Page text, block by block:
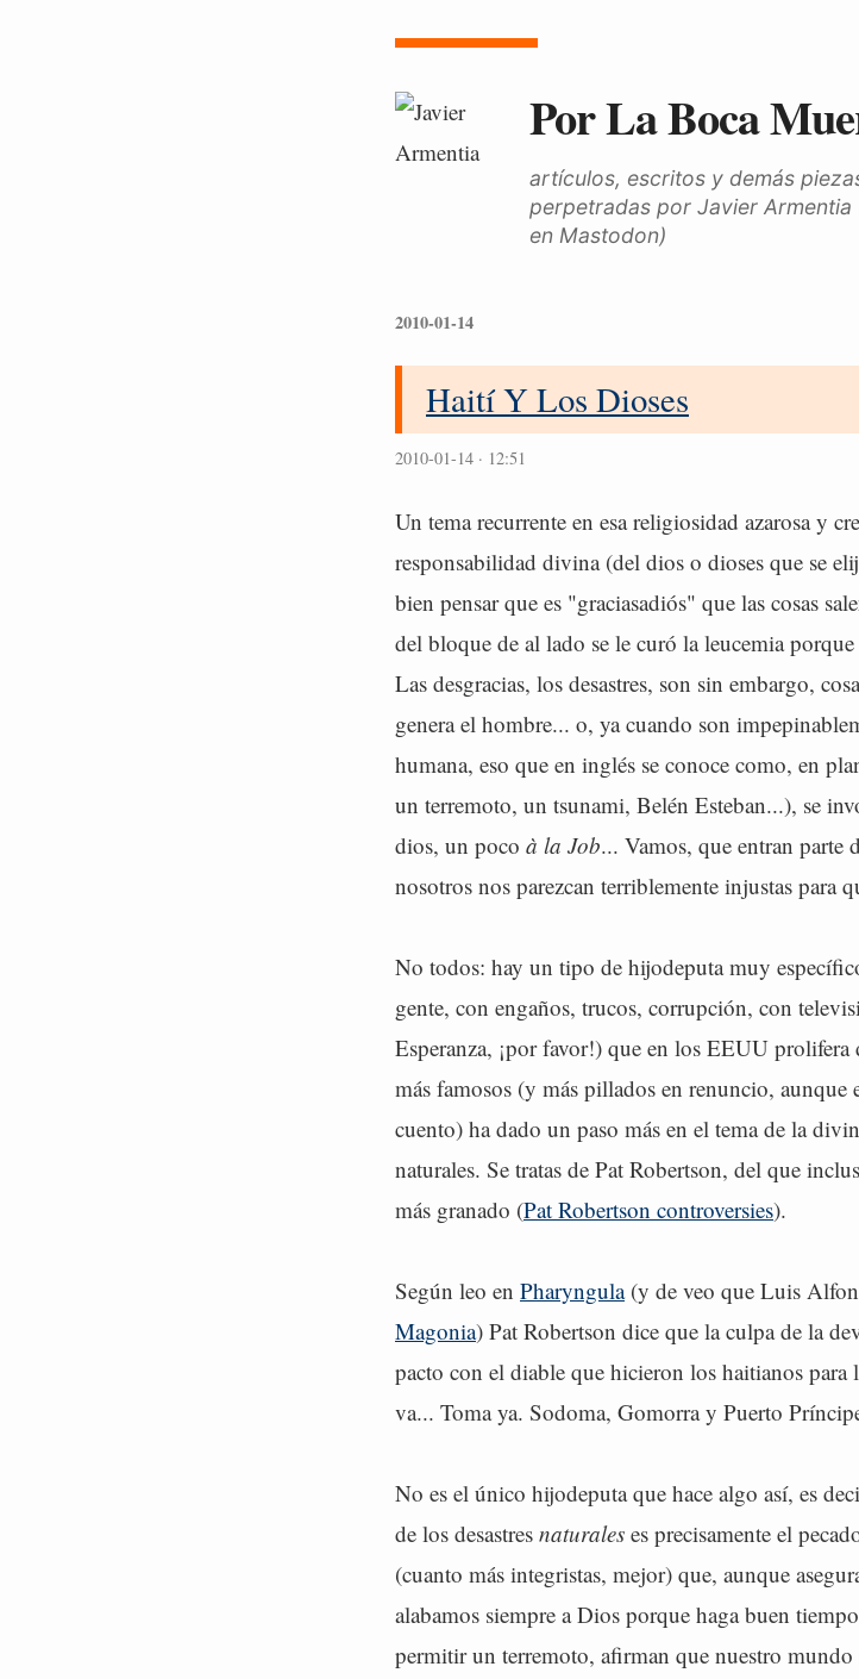
Por La Boca
artículos, escritos y demás
perpetradas por Javier Armentia
en Mastodon)
2010-01-14
Haití Y Los Dioses
2010-01-14 · 12:51
Un tema recurrente en esa religiosidad azarosa y
responsabilidad divina (del dios o dioses que se
bien pensar que es "graciasadiós" que las cosas
del bloque de al lado se le curó la leucemia
Las desgracias, los desastres, son sin embargo,
genera el hombre... o, ya cuando son
humana, eso que en inglés se conoce como, en
un terremoto, un tsunami, Belén Esteban...), se
dios, un poco à la Job... Vamos, que entran
nosotros nos parezcan terriblemente injustas para
No todos: hay un tipo de hijodeputa muy
gente, con engaños, trucos, corrupción, con
Esperanza, ¡por favor!) que en los EEUU prolifera
más famosos (y más pillados en renuncio,
cuento) ha dado un paso más en el tema de la
naturales. Se tratas de Pat Robertson, del que
más granado (Pat Robertson controversies).
Según leo en Pharyngula(y de veo que Luis
Magonia) Pat Robertson dice que la culpa de la
pacto con el diable que hicieron los haitianos para
va... Toma ya. Sodoma, Gomorra y Puerto
No es el único hijodeputa que hace algo así, es
de los desastres naturales es precisamente el
(cuanto más integristas, mejor) que, aunque
alabamos siempre a Dios porque haga buen
permitir un terremoto, afirman que nuestro